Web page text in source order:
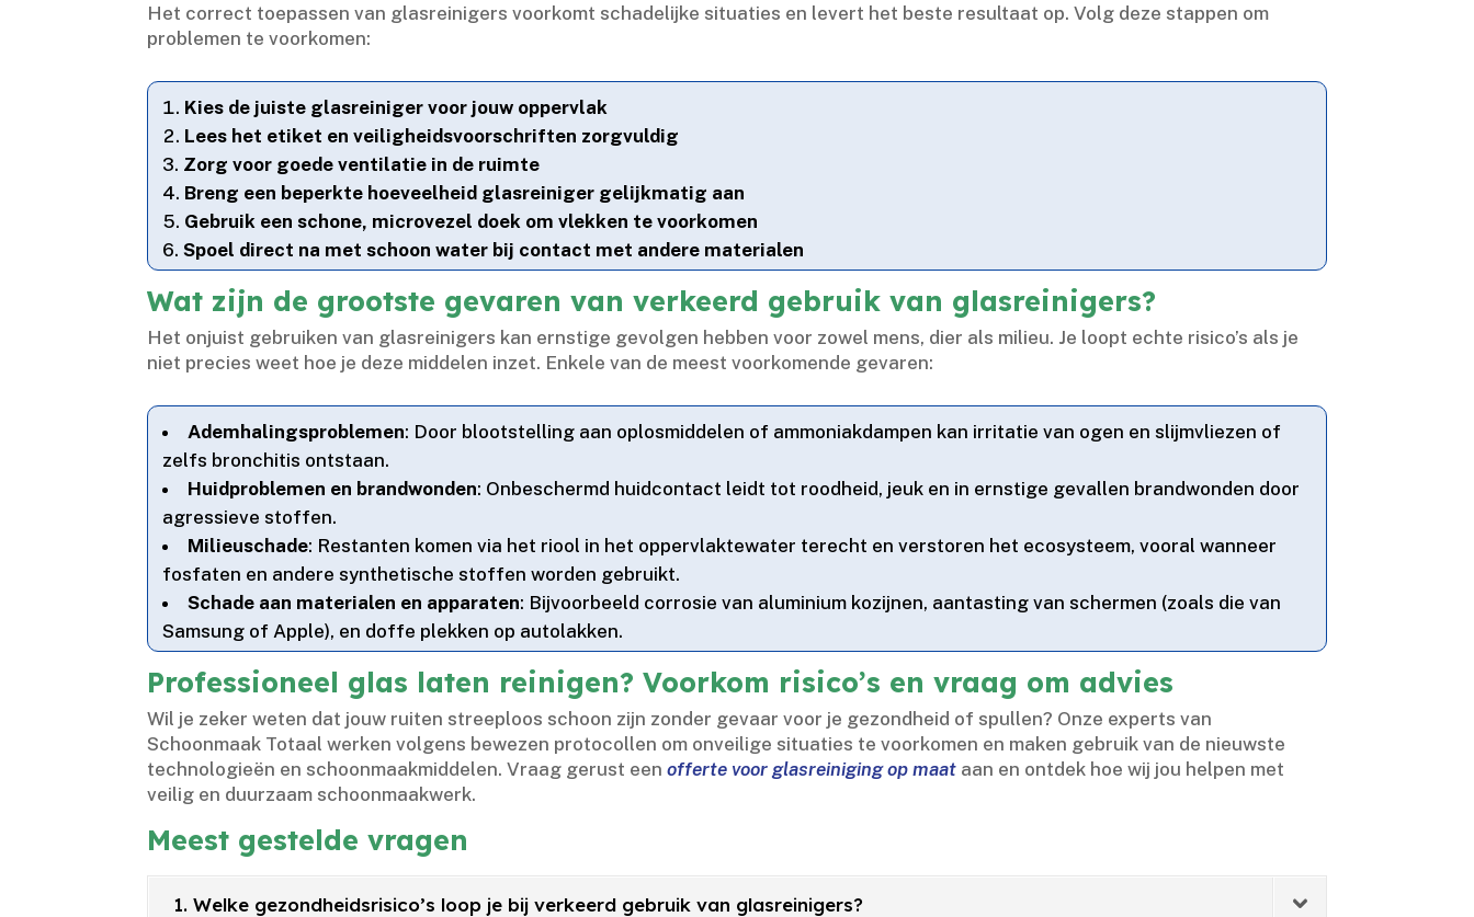
Het correct toepassen van glasreinigers voorkomt schadelijke situaties en levert het beste resultaat op.​ Volg deze stappen om
problemen te voorkomen:
Kies de juiste glasreiniger voor jouw oppervlak
Lees het etiket en veiligheidsvoorschriften zorgvuldig
Zorg voor goede ventilatie in de ruimte
Breng een beperkte hoeveelheid glasreiniger gelijkmatig aan
Gebruik een schone, microvezel doek om vlekken te voorkomen
Spoel direct na met schoon water bij contact met andere materialen
Wat zijn de grootste gevaren van verkeerd gebruik van glasreinigers?
Het onjuist gebruiken van glasreinigers kan ernstige gevolgen hebben voor zowel mens, dier als milieu.​ Je loopt echte risico’s als je
niet precies weet hoe je deze middelen inzet.​ Enkele van de meest voorkomende gevaren:
Ademhalingsproblemen: Door blootstelling aan oplosmiddelen of ammoniakdampen kan irritatie van ogen en slijmvliezen of
zelfs bronchitis ontstaan.​
Huidproblemen en brandwonden: Onbeschermd huidcontact leidt tot roodheid, jeuk en in ernstige gevallen brandwonden door
agressieve stoffen.​
Milieuschade: Restanten komen via het riool in het oppervlaktewater terecht en verstoren het ecosysteem, vooral wanneer
fosfaten en andere synthetische stoffen worden gebruikt.​
Schade aan materialen en apparaten: Bijvoorbeeld corrosie van aluminium kozijnen, aantasting van schermen (zoals die van
Samsung of Apple), en doffe plekken op autolakken.​
Professioneel glas laten reinigen? Voorkom risico’s en vraag om advies
Wil je zeker weten dat jouw ruiten streeploos schoon zijn zonder gevaar voor je gezondheid of spullen? Onze experts van
Schoonmaak Totaal werken volgens bewezen protocollen om onveilige situaties te voorkomen en maken gebruik van de nieuwste
technologieën en schoonmaakmiddelen.​ Vraag gerust eenofferte voor glasreiniging op maat aan en ontdek hoe wij jou helpen met
veilig en duurzaam schoonmaakwerk.​
Meest gestelde vragen
1. Welke gezondheidsrisico’s loop je bij verkeerd gebruik van glasreinigers?